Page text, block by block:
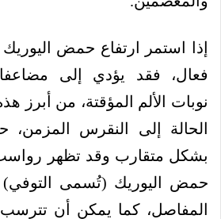
إذا استمر ارتفاع حمض
فعال، فقد يؤدي إلى
نوبات الألم المؤقتة، من أبرز
الحالة إلى النقرس المزمن،
بشكل متقارب وقد تظهر
حمض اليوريك (تُسمى
المفاصل، كما يمكن أن